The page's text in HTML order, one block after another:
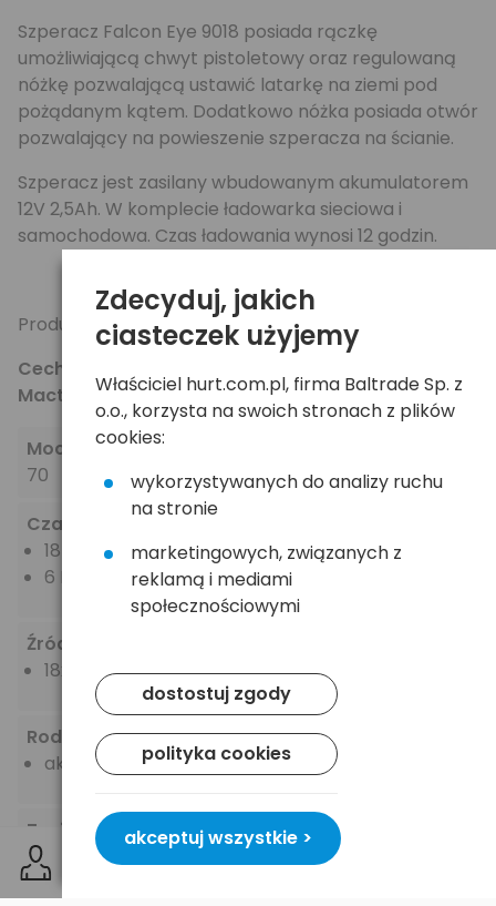
Szperacz Falcon Eye 9018 posiada rączkę
umożliwiającą chwyt pistoletowy oraz regulowaną
nóżkę pozwalającą ustawić latarkę na ziemi pod
pożądanym kątem. Dodatkowo nóżka posiada otwór
pozwalający na powieszenie szperacza na ścianie.
Szperacz jest zasilany wbudowanym akumulatorem
12V 2,5Ah. W komplecie ładowarka sieciowa i
samochodowa. Czas ładowania wynosi 12 godzin.
Produkt posiada oznaczenie CE.
Cechy produktu Szperacz LED ładowalny
Mactronic 9018
Moc (strumień) światła
70
Czas i tryby pracy
18 LED
6 LED - 48h
Źródło światła
18x LED
Rodzaj zasilania
akumulatorowe
Zasilanie
wbudowany akumulator 12V 2,5Ah
Zdecyduj, jakich
ciasteczek użyjemy
Właściciel hurt.com.pl, firma Baltrade Sp. z
o.o., korzysta na swoich stronach z plików
cookies:
wykorzystywanych do analizy ruchu
na stronie
marketingowych, związanych z
reklamą i mediami
społecznościowymi
dostostuj zgody
polityka cookies
akceptuj wszystkie >